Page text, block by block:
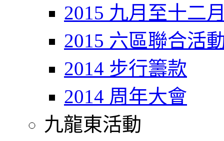
2015 九月至十二
2015 六區聯合活
2014 步行籌款
2014 周年大會
九龍東活動